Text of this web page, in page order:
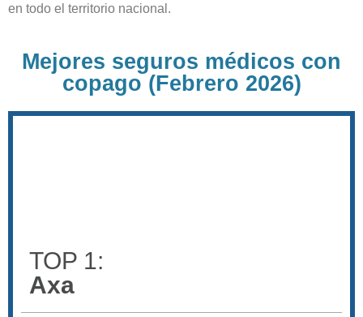
en todo el territorio nacional.
Mejores seguros médicos con
copago (Febrero 2026)
TOP 1:
Axa